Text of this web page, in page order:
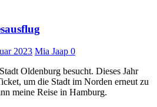
2023 Mia Jaap 0
Oldenburg besucht. Dieses Jahr
um die Stadt im Norden erneut zu
meine Reise in Hamburg.